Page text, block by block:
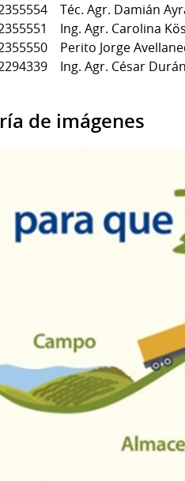
Téc. Agr. Damián
Ing. Agr. Carolina
Perito Jorge
Ing. Agr. César
de imágenes